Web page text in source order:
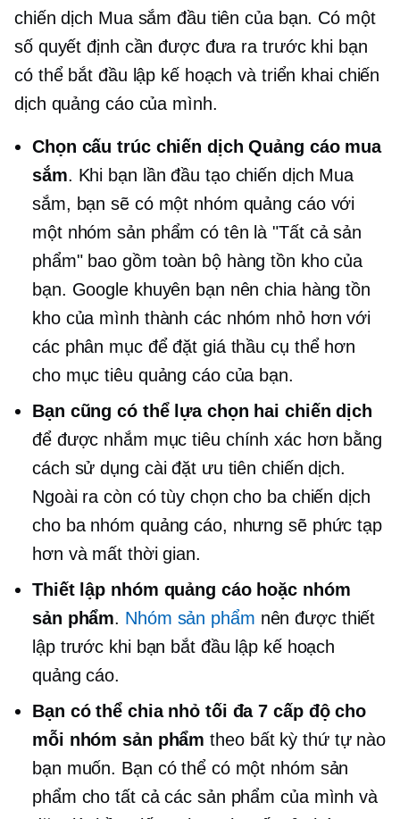
chiến dịch Mua sắm đầu tiên của bạn. Có một
số quyết định cần được đưa ra trước khi bạn
có thể bắt đầu lập kế hoạch và triển khai chiến
dịch quảng cáo của mình.
Chọn cấu trúc chiến dịch Quảng cáo mua
sắm. Khi bạn lần đầu tạo chiến dịch Mua
sắm, bạn sẽ có một nhóm quảng cáo với
một nhóm sản phẩm có tên là "Tất cả sản
phẩm" bao gồm toàn bộ hàng tồn kho của
bạn. Google khuyên bạn nên chia hàng tồn
kho của mình thành các nhóm nhỏ hơn với
các phân mục để đặt giá thầu cụ thể hơn
cho mục tiêu quảng cáo của bạn.
Bạn cũng có thể lựa chọn hai chiến dịch
để được nhắm mục tiêu chính xác hơn bằng
cách sử dụng cài đặt ưu tiên chiến dịch.
Ngoài ra còn có tùy chọn cho ba chiến dịch
cho ba nhóm quảng cáo, nhưng sẽ phức tạp
hơn và mất thời gian.
Thiết lập nhóm quảng cáo hoặc nhóm
sản phẩm. Nhóm sản phẩm nên được thiết
lập trước khi bạn bắt đầu lập kế hoạch
quảng cáo.
Bạn có thể chia nhỏ tối đa 7 cấp độ cho
mỗi nhóm sản phẩm theo bất kỳ thứ tự nào
bạn muốn. Bạn có thể có một nhóm sản
phẩm cho tất cả các sản phẩm của mình và